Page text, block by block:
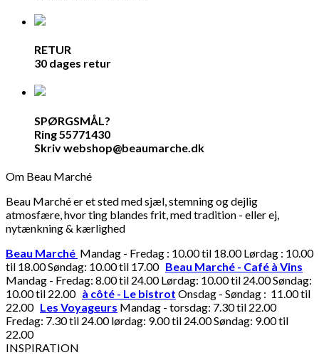
RETUR
30 dages retur
SPØRGSMÅL?
Ring 55771430
Skriv webshop@beaumarche.dk
Om Beau Marché
Beau Marché er et sted med sjæl, stemning og dejlig
atmosfære, hvor ting blandes frit, med tradition - eller ej,
nytænkning & kærlighed
Beau Marché Mandag - Fredag : 10.00 til 18.00 Lørdag : 10.00
til 18.00 Søndag: 10.00 til 17.00 Beau Marché - Café à Vins
Mandag - Fredag: 8.00 til 24.00 Lørdag: 10.00 til 24.00 Søndag:
10.00 til 22.00 à côté - Le bistrot Onsdag - Søndag : 11.00 til
22.00 Les Voyageurs Mandag - torsdag: 7.30 til 22.00
Fredag: 7.30 til 24.00 lørdag: 9.00 til 24.00 Søndag: 9.00 til
22.00
INSPIRATION